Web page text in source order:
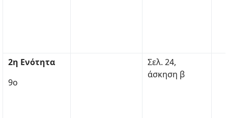
2η Ενότητα
9ο
Σελ. 24,
άσκηση β